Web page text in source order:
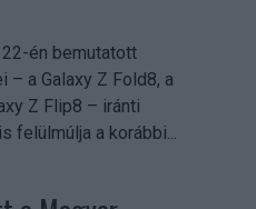
én bemutatott
– a Galaxy Z Fold8, a
Z Flip8 – iránti
felülmúlja a korábbi...